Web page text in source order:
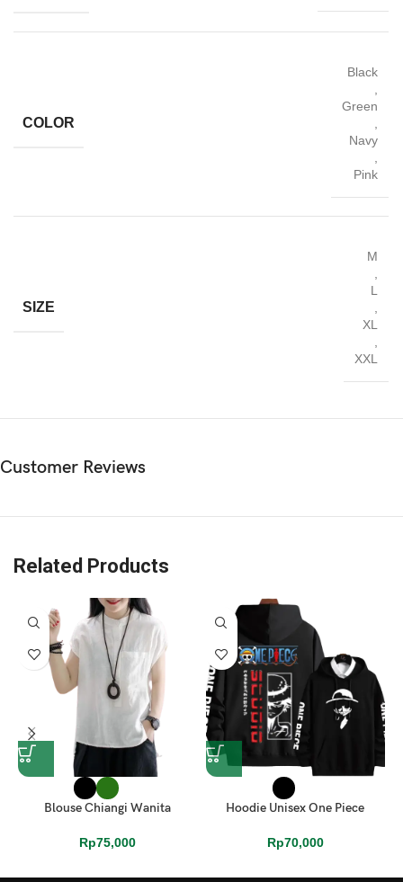
COLOR
Black
,
Green
,
Navy
,
Pink
SIZE
M
,
L
,
XL
,
XXL
Customer Reviews
Related Products
Blouse Chiangi Wanita
Rp75,000
Hoodie Unisex One Piece
Rp70,000